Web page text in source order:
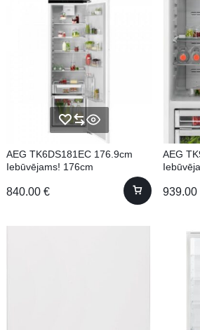
AEG TK6DS181EC 176.9cm
Iebūvējams! 176cm
840.00 €
AEG
939.00